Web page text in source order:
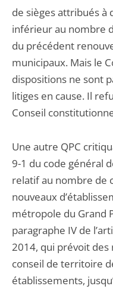
de sièges attribués
inférieur au nombre
du précédent
municipaux. Mais le
dispositions ne sont
litiges en cause. Il
Conseil
Une autre QPC
9-1 du code général
relatif au nombre de
nouveaux
métropole du Grand
paragraphe IV de
2014, qui prévoit
conseil de territoire
établissements,